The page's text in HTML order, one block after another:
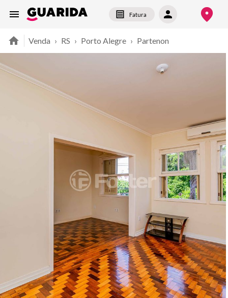
Fatura
Venda › RS › Porto Alegre › Partenon